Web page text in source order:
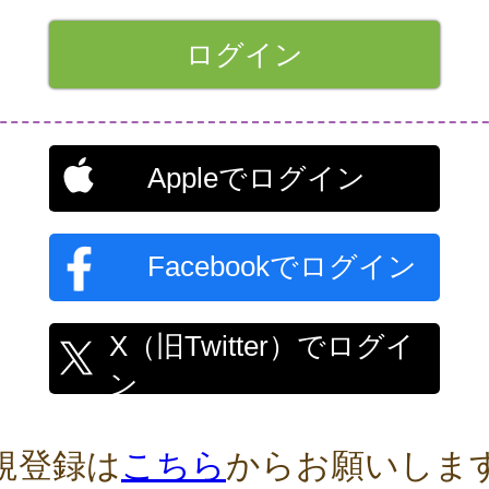
Appleでログイン
Facebookでログイン
X（旧Twitter）でログイ
ン
登録はこちらからお願いしま